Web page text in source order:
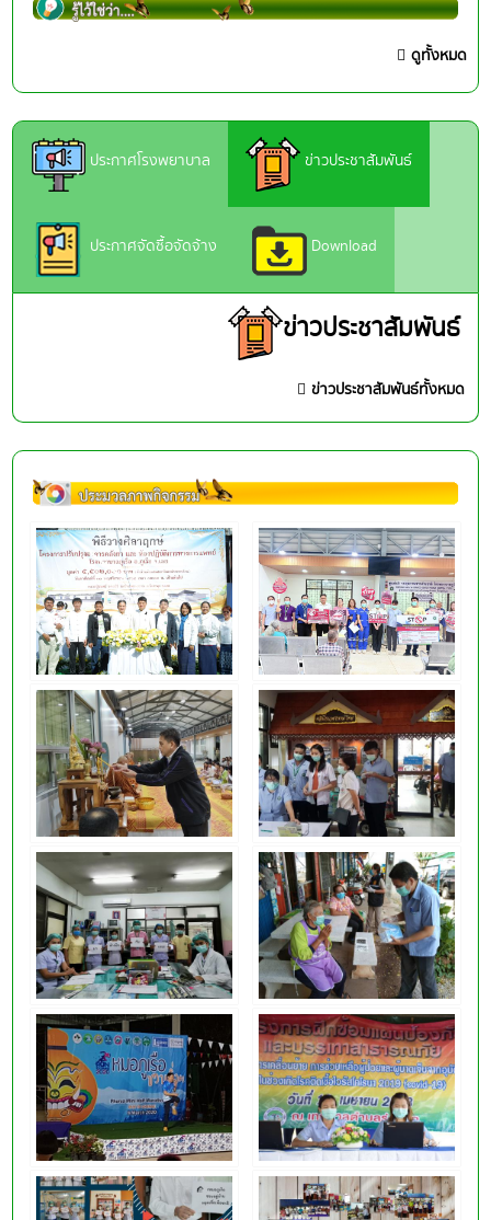
ดูทั้งหมด
ประกาศโรงพยาบาล ข่าวประชาสัมพันธ์
ประกาศจัดซื้อจัดจ้าง Download
ข่าวประชาสัมพันธ์
ข่าวประชาสัมพันธ์ทั้งหมด